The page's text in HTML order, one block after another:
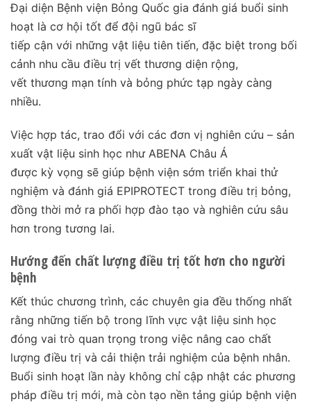
Đại diện Bệnh viện Bỏng Quốc gia đánh giá buổi sinh
hoạt là cơ hội tốt để đội ngũ bác sĩ
tiếp cận với những vật liệu tiên tiến, đặc biệt trong bối
cảnh nhu cầu điều trị vết thương diện rộng,
vết thương mạn tính và bỏng phức tạp ngày càng
nhiều.
Việc hợp tác, trao đổi với các đơn vị nghiên cứu – sản
xuất vật liệu sinh học như ABENA Châu Á
được kỳ vọng sẽ giúp bệnh viện sớm triển khai thử
nghiệm và đánh giá EPIPROTECT trong điều trị bỏng,
đồng thời mở ra phối hợp đào tạo và nghiên cứu sâu
hơn trong tương lai.
Hướng đến chất lượng điều trị tốt hơn cho người
bệnh
Kết thúc chương trình, các chuyên gia đều thống nhất
rằng những tiến bộ trong lĩnh vực vật liệu sinh học
đóng vai trò quan trọng trong việc nâng cao chất
lượng điều trị và cải thiện trải nghiệm của bệnh nhân.
Buổi sinh hoạt lần này không chỉ cập nhật các phương
pháp điều trị mới, mà còn tạo nền tảng giúp bệnh viện